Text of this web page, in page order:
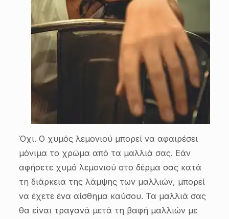
Όχι. Ο χυμός λεμονιού μπορεί να αφαιρέσει
μόνιμα το χρώμα από τα μαλλιά σας. Εάν
αφήσετε χυμό λεμονιού στο δέρμα σας κατά
τη διάρκεια της λάμψης των μαλλιών, μπορεί
να έχετε ένα αίσθημα καύσου. Τα μαλλιά σας
θα είναι τραγανά μετά τη βαφή μαλλιών με